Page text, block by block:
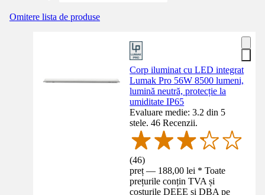
Omitere lista de produse
Corp iluminat cu LED integrat
Lumak Pro 56W 8500 lumeni,
lumină neutră, protecție la
umiditate IP65
Evaluare medie: 3.2 din 5
stele. 46 Recenzii.
(46)
preț — 188,00 lei * Toate
prețurile conțin TVA și
costurile DEEE și DBA pe